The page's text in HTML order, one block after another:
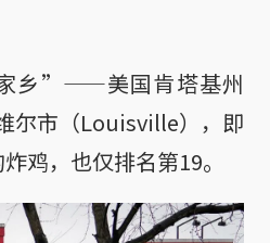
乡”——美国肯塔基州
尔市（Louisville），即
鸡，也仅排名第19。